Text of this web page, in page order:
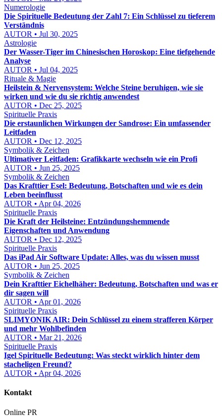
Numerologie
Die Spirituelle Bedeutung der Zahl 7: Ein Schlüssel zu tieferem
Verständnis
AUTOR • Jul 30, 2025
Astrologie
Der Wasser-Tiger im Chinesischen Horoskop: Eine tiefgehende
Analyse
AUTOR • Jul 04, 2025
Rituale & Magie
Heilstein & Nervensystem: Welche Steine beruhigen, wie sie
wirken und wie du sie richtig anwendest
AUTOR • Dec 25, 2025
Spirituelle Praxis
Die erstaunlichen Wirkungen der Sandrose: Ein umfassender
Leitfaden
AUTOR • Dec 12, 2025
Symbolik & Zeichen
Ultimativer Leitfaden: Grafikkarte wechseln wie ein Profi
AUTOR • Jun 25, 2025
Symbolik & Zeichen
Das Krafttier Esel: Bedeutung, Botschaften und wie es dein
Leben beeinflusst
AUTOR • Apr 04, 2026
Spirituelle Praxis
Die Kraft der Heilsteine: Entzündungshemmende
Eigenschaften und Anwendung
AUTOR • Dec 12, 2025
Spirituelle Praxis
Das iPad Air Software Update: Alles, was du wissen musst
AUTOR • Jun 25, 2025
Symbolik & Zeichen
Dein Krafttier Eichelhäher: Bedeutung, Botschaften und was er
dir sagen will
AUTOR • Apr 01, 2026
Spirituelle Praxis
SLIMYONIK AIR: Dein Schlüssel zu einem strafferen Körper
und mehr Wohlbefinden
AUTOR • Mar 21, 2026
Spirituelle Praxis
Igel Spirituelle Bedeutung: Was steckt wirklich hinter dem
stacheligen Freund?
AUTOR • Apr 04, 2026
Kontakt
Online PR